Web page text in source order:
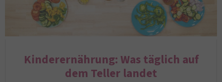
Kinderernährung: Was täglich auf
dem Teller landet